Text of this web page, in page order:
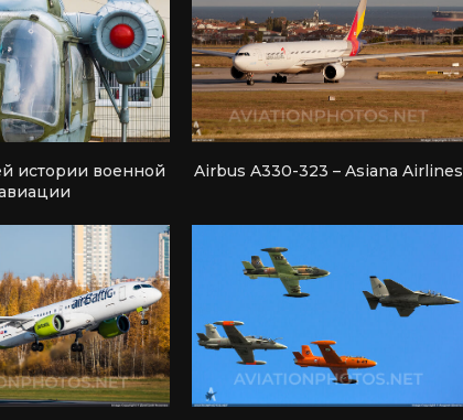
истории военной
Airbus A330-323 – Asiana Airlines